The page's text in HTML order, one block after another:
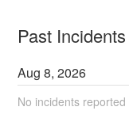
Past Incidents
Aug8,2026
No incidents reported